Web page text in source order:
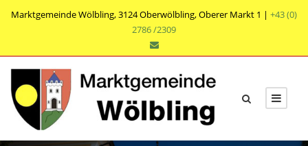
Marktgemeinde Wölbling, 3124 Oberwölbling, Oberer Markt 1 | +43 (0)
2786 /2309